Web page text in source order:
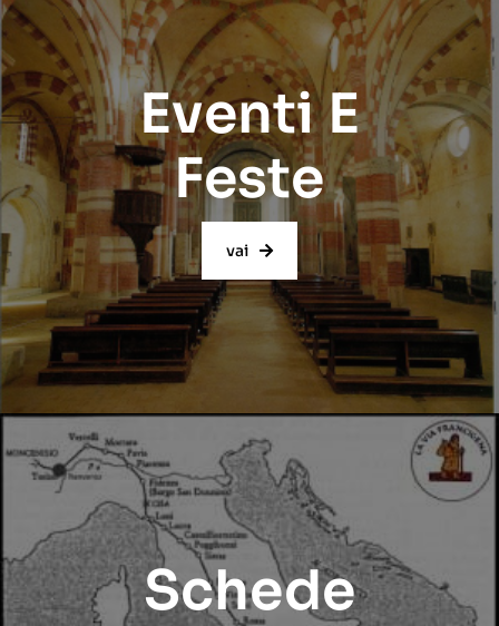
Eventi E
Feste
vai
Schede